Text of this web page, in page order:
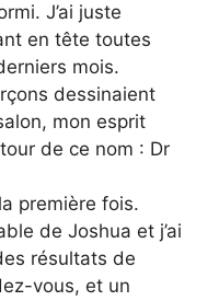
J’ai juste
en tête toutes
mois.
dessinaient
mon esprit
de ce nom : Dr
première fois.
de Joshua et j’ai
résultats de
vous, et un